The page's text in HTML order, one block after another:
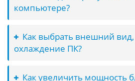
компьютере?
Как выбрать внешний вид,
охлаждение ПК?
Как увеличить мощность